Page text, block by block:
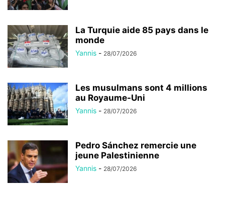
La Turquie aide 85 pays dans le
monde
Yannis - 28/07/2026
Les musulmans sont 4 millions
au Royaume-Uni
Yannis - 28/07/2026
Pedro Sánchez remercie une
jeune Palestinienne
Yannis - 28/07/2026